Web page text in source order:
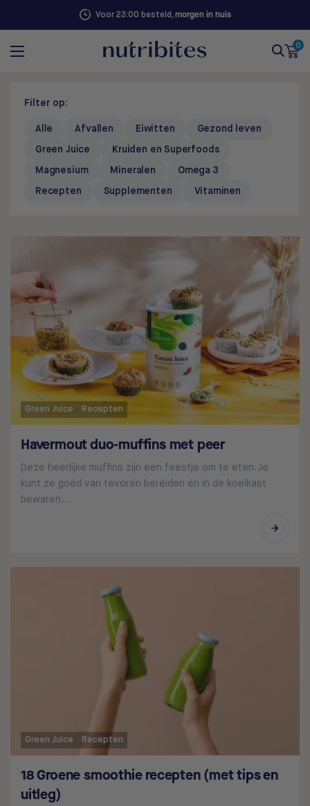
100% succesgarantie. Niet goed, geld terug
0
Filter op:
Alle Afvallen Eiwitten Gezond leven
Green Juice Kruiden en Superfoods
Magnesium Mineralen Omega 3
Recepten Supplementen Vitaminen
Green Juice Recepten
Havermout duo-muffins met peer
Deze heerlijke muffins zijn een feestje om te eten. Je
kunt ze goed van tevoren bereiden en in de koelkast
bewaren.…
Green Juice Recepten
18 Groene smoothie recepten (met tips en
uitleg)